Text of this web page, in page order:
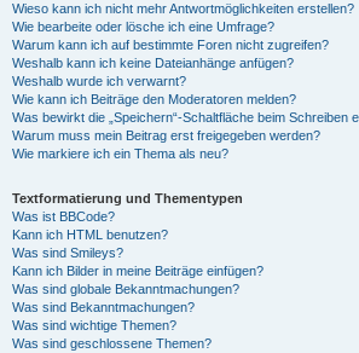
Wieso kann ich nicht mehr Antwortmöglichkeiten erstellen?
Wie bearbeite oder lösche ich eine Umfrage?
Warum kann ich auf bestimmte Foren nicht zugreifen?
Weshalb kann ich keine Dateianhänge anfügen?
Weshalb wurde ich verwarnt?
Wie kann ich Beiträge den Moderatoren melden?
Was bewirkt die „Speichern“-Schaltfläche beim Schreiben
Warum muss mein Beitrag erst freigegeben werden?
Wie markiere ich ein Thema als neu?
Textformatierung und Thementypen
Was ist BBCode?
Kann ich HTML benutzen?
Was sind Smileys?
Kann ich Bilder in meine Beiträge einfügen?
Was sind globale Bekanntmachungen?
Was sind Bekanntmachungen?
Was sind wichtige Themen?
Was sind geschlossene Themen?